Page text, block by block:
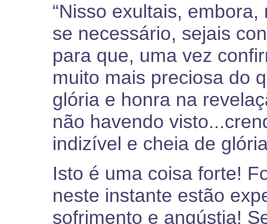
“Nisso exultais,
se necessário, sejais
para que, uma vez
muito mais preciosa do
glória e honra na
não havendo
indizível e cheia de
Isto é uma coisa forte!
neste instante estão
sofrimento e angústia!